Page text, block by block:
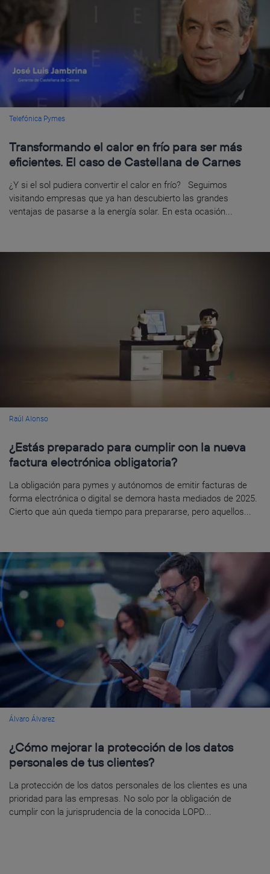
Telefónica Pymes
Transformando el calor en frío para ser más
eficientes. El caso de Castellana de Carnes
¿Y si el sol pudiera convertir el calor en frío? Seguimos
visitando empresas que ya han descubierto las grandes
ventajas de pasarse a la energía solar. En esta ocasión...
Raúl Alonso
¿Estás preparado para cumplir con la nueva
factura electrónica obligatoria?
La obligación para pymes y autónomos de emitir facturas de
forma electrónica o digital se demora hasta mediados de 2025.
Cierto que aún queda tiempo para prepararse, pero aquellos...
Álvaro Álvarez
¿Cómo mejorar la protección de los datos
personales de tus clientes?
La protección de los datos personales de los clientes es una
prioridad para las empresas. No solo por la obligación de
cumplir con la jurisprudencia de la conocida LOPD...